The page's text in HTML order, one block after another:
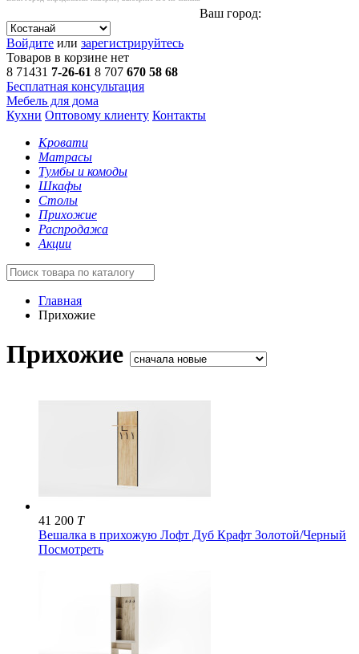
Ваш город:
Войдите или зарегистрируйтесь
Товаров в корзине нет
8 71431 7-26-61 8 707 670 58 68
Бесплатная консультация
Мебель для дома
Кухни Оптовому клиенту Контакты
Кровати
Матрасы
Тумбы и комоды
Шкафы
Столы
Прихожие
Распродажа
Акции
Главная
Прихожие
Прихожие
41 200 T
Вешалка в прихожую Лофт Дуб Крафт Золотой/Черный
Посмотреть